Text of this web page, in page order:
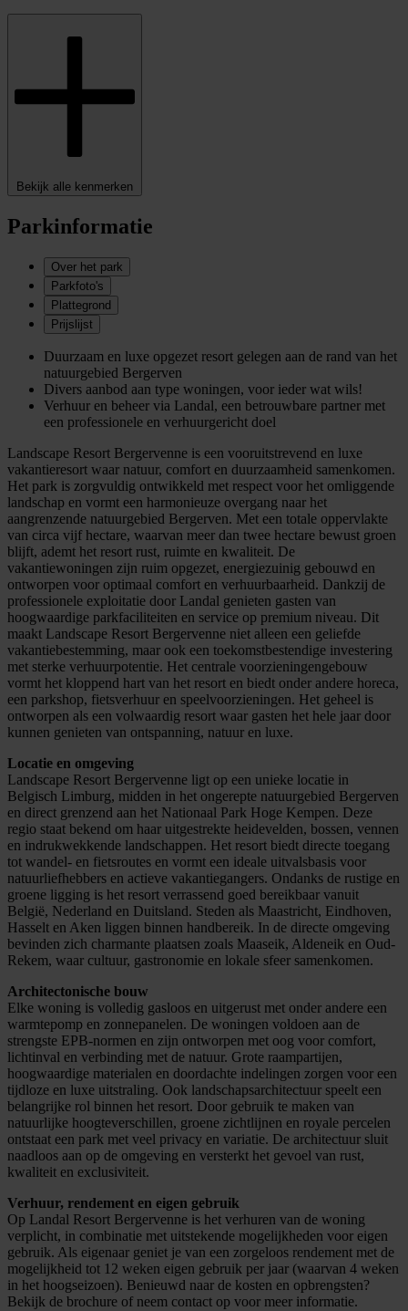
Bekijk alle kenmerken
Parkinformatie
Over het park
Parkfoto's
Plattegrond
Prijslijst
Duurzaam en luxe opgezet resort gelegen aan de rand van het
natuurgebied Bergerven
Divers aanbod aan type woningen, voor ieder wat wils!
Verhuur en beheer via Landal, een betrouwbare partner met
een professionele en verhuurgericht doel
Landscape Resort Bergervenne is een vooruitstrevend en luxe
vakantieresort waar natuur, comfort en duurzaamheid samenkomen.
Het park is zorgvuldig ontwikkeld met respect voor het omliggende
landschap en vormt een harmonieuze overgang naar het
aangrenzende natuurgebied Bergerven. Met een totale oppervlakte
van circa vijf hectare, waarvan meer dan twee hectare bewust groen
blijft, ademt het resort rust, ruimte en kwaliteit. De
vakantiewoningen zijn ruim opgezet, energiezuinig gebouwd en
ontworpen voor optimaal comfort en verhuurbaarheid. Dankzij de
professionele exploitatie door Landal genieten gasten van
hoogwaardige parkfaciliteiten en service op premium niveau. Dit
maakt Landscape Resort Bergervenne niet alleen een geliefde
vakantiebestemming, maar ook een toekomstbestendige investering
met sterke verhuurpotentie. Het centrale voorzieningengebouw
vormt het kloppend hart van het resort en biedt onder andere horeca,
een parkshop, fietsverhuur en speelvoorzieningen. Het geheel is
ontworpen als een volwaardig resort waar gasten het hele jaar door
kunnen genieten van ontspanning, natuur en luxe.
Locatie en omgeving
Landscape Resort Bergervenne ligt op een unieke locatie in
Belgisch Limburg, midden in het ongerepte natuurgebied Bergerven
en direct grenzend aan het Nationaal Park Hoge Kempen. Deze
regio staat bekend om haar uitgestrekte heidevelden, bossen, vennen
en indrukwekkende landschappen. Het resort biedt directe toegang
tot wandel- en fietsroutes en vormt een ideale uitvalsbasis voor
natuurliefhebbers en actieve vakantiegangers. Ondanks de rustige en
groene ligging is het resort verrassend goed bereikbaar vanuit
België, Nederland en Duitsland. Steden als Maastricht, Eindhoven,
Hasselt en Aken liggen binnen handbereik. In de directe omgeving
bevinden zich charmante plaatsen zoals Maaseik, Aldeneik en Oud-
Rekem, waar cultuur, gastronomie en lokale sfeer samenkomen.
Architectonische bouw
Elke woning is volledig gasloos en uitgerust met onder andere een
warmtepomp en zonnepanelen. De woningen voldoen aan de
strengste EPB-normen en zijn ontworpen met oog voor comfort,
lichtinval en verbinding met de natuur. Grote raampartijen,
hoogwaardige materialen en doordachte indelingen zorgen voor een
tijdloze en luxe uitstraling. Ook landschapsarchitectuur speelt een
belangrijke rol binnen het resort. Door gebruik te maken van
natuurlijke hoogteverschillen, groene zichtlijnen en royale percelen
ontstaat een park met veel privacy en variatie. De architectuur sluit
naadloos aan op de omgeving en versterkt het gevoel van rust,
kwaliteit en exclusiviteit.
Verhuur, rendement en eigen gebruik
Op Landal Resort Bergervenne is het verhuren van de woning
verplicht, in combinatie met uitstekende mogelijkheden voor eigen
gebruik. Als eigenaar geniet je van een zorgeloos rendement met de
mogelijkheid tot 12 weken eigen gebruik per jaar (waarvan 4 weken
in het hoogseizoen). Benieuwd naar de kosten en opbrengsten?
Bekijk de brochure of neem contact op voor meer informatie.